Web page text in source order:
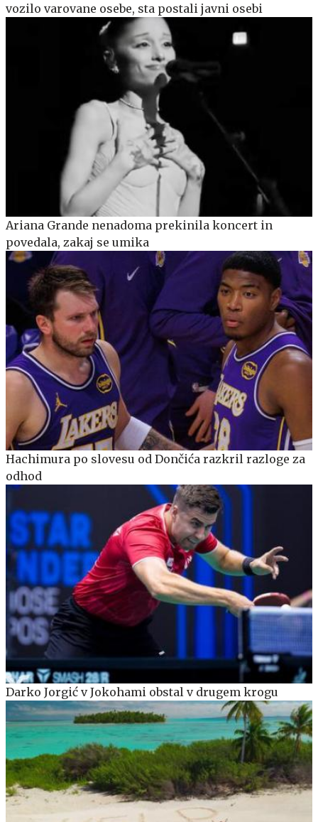
vozilo varovane osebe, sta postali javni osebi
Ariana Grande nenadoma prekinila koncert in
povedala, zakaj se umika
Hachimura po slovesu od Dončića razkril razloge za
odhod
Darko Jorgić v Jokohami obstal v drugem krogu